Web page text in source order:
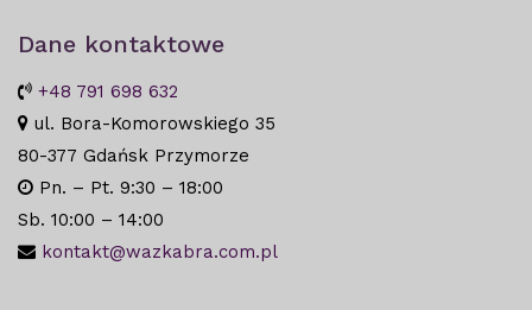
Dane kontaktowe
+48 791 698 632
ul. Bora-Komorowskiego 35
80-377 Gdańsk Przymorze
Pn. – Pt. 9:30 – 18:00
Sb. 10:00 – 14:00
kontakt@wazkabra.com.pl